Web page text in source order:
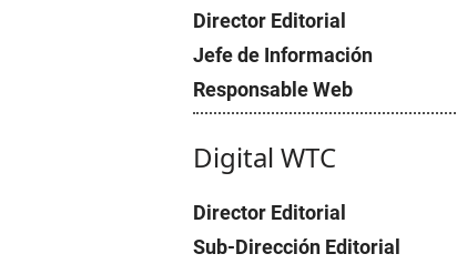
Director Editorial
Jefe de Información
Responsable Web
Digital WTC
Director Editorial
Sub-Dirección Editorial